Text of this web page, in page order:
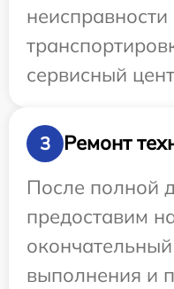
сервисный
3
Ремонт
После полной
предоставим
выполнения и